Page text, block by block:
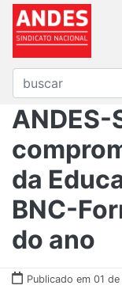
da
BNC-
do ano
Publicado em 01